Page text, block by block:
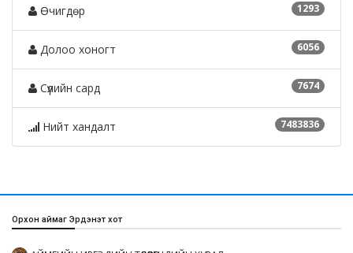
1293
Өчигдөр
6056
Долоо хоногт
7674
Сүүлийн сард
7483836
Нийт хандалт
Орхон аймаг Эрдэнэт хот